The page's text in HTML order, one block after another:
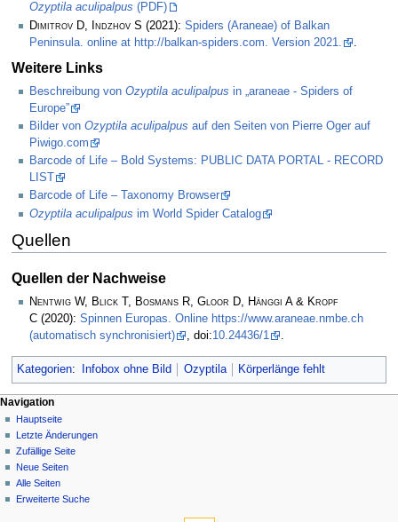
Ozyptila aculipalpus (PDF)
Dimitrov D, Indzhov S (2021): Spiders (Araneae) of Balkan
Peninsula. online at http://balkan-spiders.com. Version 2021.
Weitere Links
Beschreibung von Ozyptila aculipalpus in „araneae - Spiders of
Europe”
Bilder von Ozyptila aculipalpus auf den Seiten von Pierre Oger auf
Piwigo.com
Barcode of Life – Bold Systems: PUBLIC DATA PORTAL - RECORD
LIST
Barcode of Life – Taxonomy Browser
Ozyptila aculipalpus im World Spider Catalog
Quellen
Quellen der Nachweise
Nentwig W, Blick T, Bosmans R, Gloor D, Hänggi A & Kropf
C (2020): Spinnen Europas. Online https://www.araneae.nmbe.ch
(automatisch synchronisiert)
, doi:10.24436/1 .
Kategorien: Infobox ohne Bild Ozyptila Körperlänge fehlt
Navigation
Hauptseite
Letzte Änderungen
Zufällige Seite
Neue Seiten
Alle Seiten
Erweiterte Suche